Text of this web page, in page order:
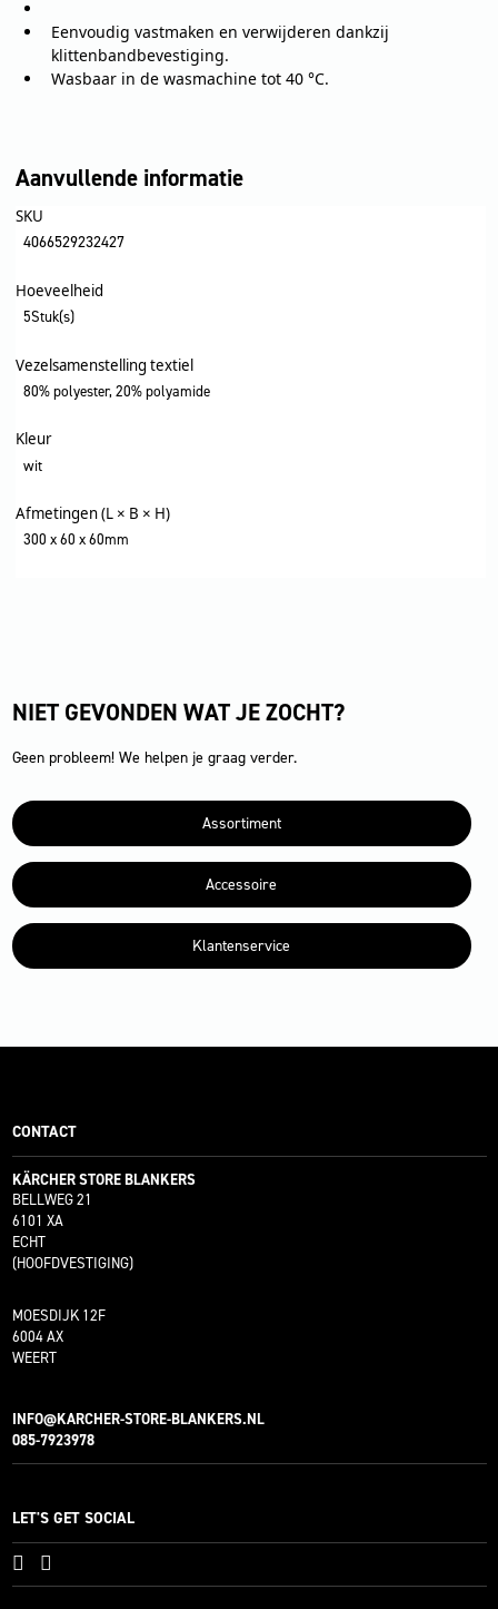
Eenvoudig vastmaken en verwijderen dankzij
klittenbandbevestiging.
Wasbaar in de wasmachine tot 40 °C.
Aanvullende informatie
SKU
4066529232427
Hoeveelheid
5Stuk(s)
Vezelsamenstelling textiel
80% polyester, 20% polyamide
Kleur
wit
Afmetingen (L × B × H)
300 x 60 x 60mm
NIET GEVONDEN WAT JE ZOCHT?
Geen probleem! We helpen je graag verder.
Assortiment
Accessoire
Klantenservice
CONTACT
KÄRCHER STORE BLANKERS
BELLWEG 21
6101 XA
ECHT
(HOOFDVESTIGING)
MOESDIJK 12F
6004 AX
WEERT
INFO@KARCHER-STORE-BLANKERS.NL
085-7923978
LET'S GET SOCIAL